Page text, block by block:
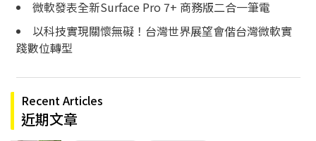
微軟發表全新Surface Pro 7+ 商務版二合一筆電
以科技實現關懷無礙！台灣世界展望會偕台灣微軟實
踐數位轉型
Recent Articles
近期文章